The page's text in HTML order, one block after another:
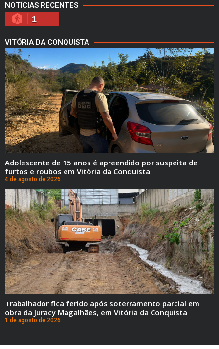
NOTÍCIAS RECENTES
1
VITÓRIA DA CONQUISTA
Adolescente de 15 anos é apreendido por suspeita de
furtos e roubos em Vitória da Conquista
4 de agosto de 2026
Trabalhador fica ferido após soterramento parcial em
obra da Juracy Magalhães, em Vitória da Conquista
1 de agosto de 2026